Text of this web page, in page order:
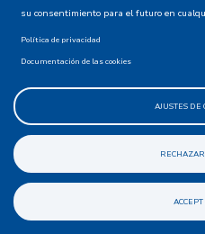
comunidad
privada
oportunidades
#PrivadosCooperan
Objetivos de Desarrollo
Colombia
países de
experiencia en
su consentimiento para el futuro en
Política de privacidad
Documentación de las cookies
AJUSTES DE